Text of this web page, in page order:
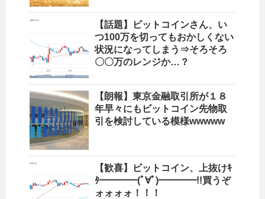
【話題】ビットコインさん、い
つ100万を切ってもおかしくない
状況になってしまう⇒そろそろ
〇〇万のレンジか…？
【朗報】東京金融取引所が１８
年早々にもビットコイン先物取
引を検討している模様wwwww
【歓喜】ビットコイン、上抜けｷ
ﾀ━━━━(ﾟ∀ﾟ)━━━━!!買うぞ
ォォォォ！！！